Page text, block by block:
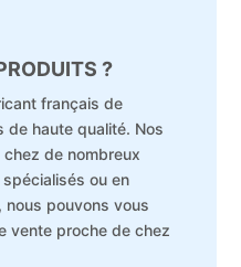
?
français de
de haute qualité. Nos
de nombreux
ou en
nous pouvons vous
vente proche de chez